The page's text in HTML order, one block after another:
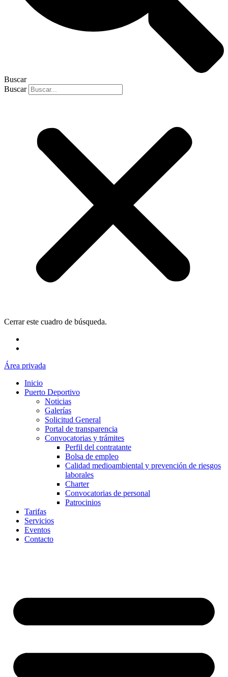
Buscar
Buscar
Cerrar este cuadro de búsqueda.
Área privada
Inicio
Puerto Deportivo
Noticias
Galerías
Solicitud General
Portal de transparencia
Convocatorias y trámites
Perfil del contratante
Bolsa de empleo
Calidad medioambiental y prevención de riesgos
laborales
Charter
Convocatorias de personal
Patrocinios
Tarifas
Servicios
Eventos
Contacto